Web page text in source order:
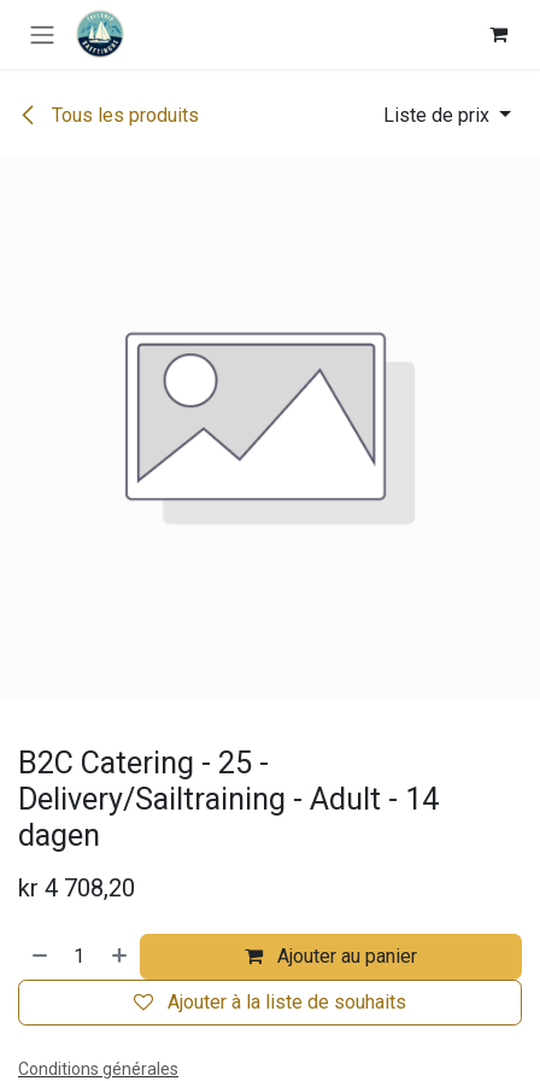
Se rendre au contenu
Tous les produits Liste de prix
B2C Catering - 25 -
Delivery/Sailtraining - Adult - 14
dagen
kr 4 708,20
Ajouter au panier
Ajouter à la liste de souhaits
Conditions générales